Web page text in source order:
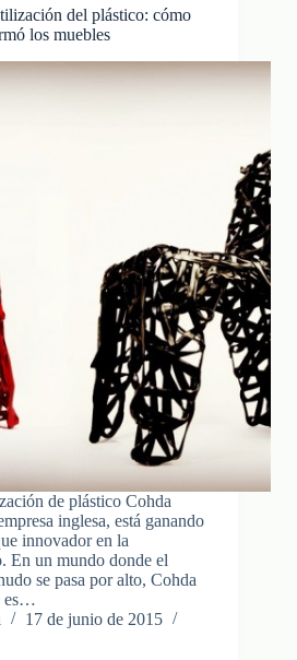
del plástico: cómo
los muebles
de plástico Cohda
inglesa, está ganando
innovador en la
En un mundo donde el
se pasa por alto, Cohda
es…
17 de junio de 2015